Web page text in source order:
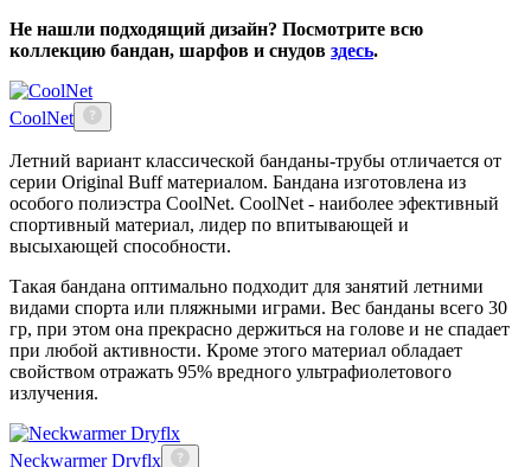
Не нашли подходящий дизайн? Посмотрите всю
коллекцию бандан, шарфов и снудов здесь.
CoolNet
Летний вариант классической банданы-трубы отличается от
серии Original Buff материалом. Бандана изготовлена из
особого полиэстра CoolNet. CoolNet - наиболее эфективный
спортивный материал, лидер по впитывающей и
высыхающей способности.
Такая бандана оптимально подходит для занятий летними
видами спорта или пляжными играми. Вес банданы всего 30
гр, при этом она прекрасно держиться на голове и не спадает
при любой активности. Кроме этого материал обладает
свойством отражать 95% вредного ультрафиолетового
излучения.
Neckwarmer Dryflx